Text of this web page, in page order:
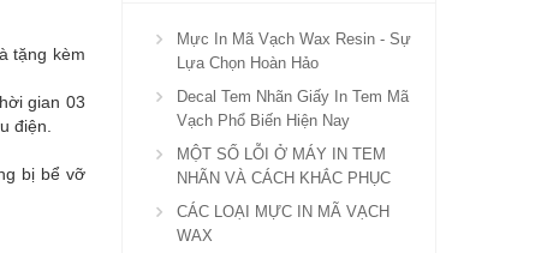
tặng kèm
gian 03
điện.
bị bể vỡ
Mực In Mã Vạch Wax Resin - Sự
Lựa Chọn Hoàn Hảo
Decal Tem Nhãn Giấy In Tem Mã
Vạch Phổ Biến Hiện Nay
MỘT SỐ LỖI Ở MÁY IN TEM
NHÃN VÀ CÁCH KHẮC PHỤC
CÁC LOẠI MỰC IN MÃ VẠCH
WAX